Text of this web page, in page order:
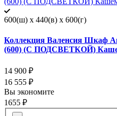
600(ш) x 440(в) x 600(г)
Коллекция Валенсия Шкаф
(600) (С ПОДСВЕТКОЙ)
14 900 ₽
16 555 ₽
Вы экономите
1655 ₽